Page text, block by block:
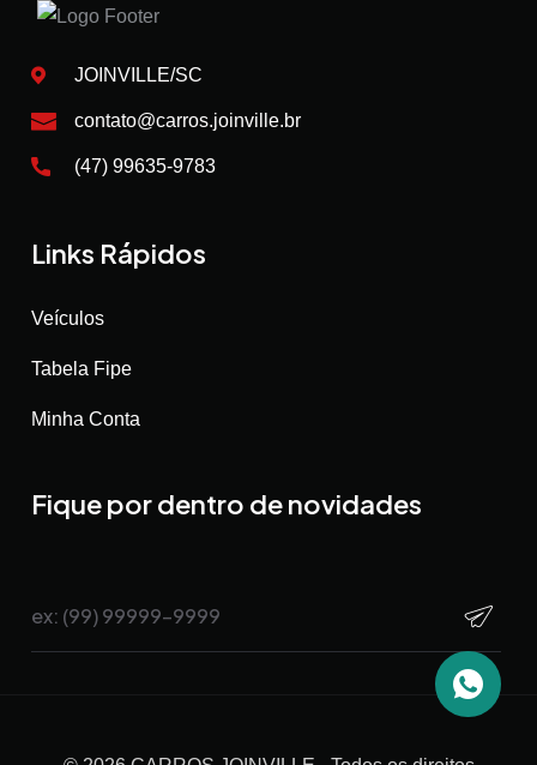
JOINVILLE/SC
contato@carros.joinville.br
(47) 99635-9783
Links Rápidos
Veículos
Tabela Fipe
Minha Conta
Fique por dentro de novidades